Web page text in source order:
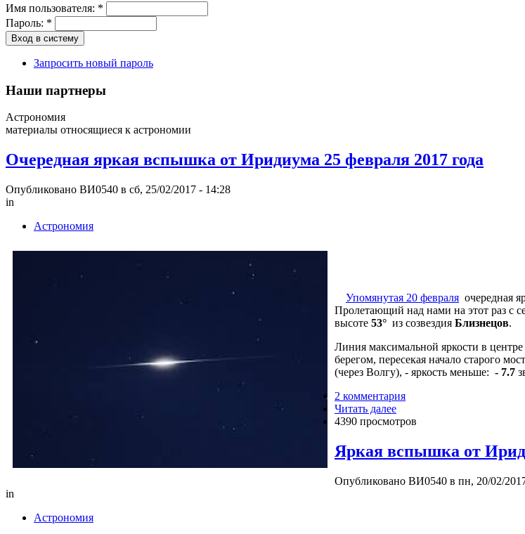
Имя пользователя: *
Пароль: *
Запросить новый пароль
Наши партнеры
Астрономия
материалы относящиеся к астрономии
Очередная яркая вспышка от Иридиума 25 февраля 2017 года
Опубликовано ВИ0540 в сб, 25/02/2017 - 14:28
in
Астрономия
Упомянутая 20 февраля очередная
Пролетающий над нами на этот раз с
высоте 53° из созвездия Близнецов.
Линия максимальной яркости в центре
берегом, пересекая начало старого
(через Волгу), - яркость меньше: - 7.7
2 комментария
Читать далее
4390 просмотров
Яркая вспышка от
Опубликовано ВИ0540 в пн, 20/02/
in
Астрономия